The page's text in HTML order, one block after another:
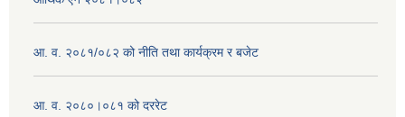
आ. व. २०८१/०८२ को नीति तथा कार्यक्रम र बजेट
आ. व. २०८०।०८१ को दररेट